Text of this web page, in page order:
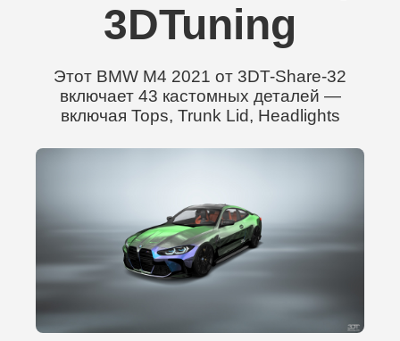
3DTuning
Этот BMW M4 2021 от 3DT-Share-32
включает 43 кастомных деталей —
включая Tops, Trunk Lid, Headlights